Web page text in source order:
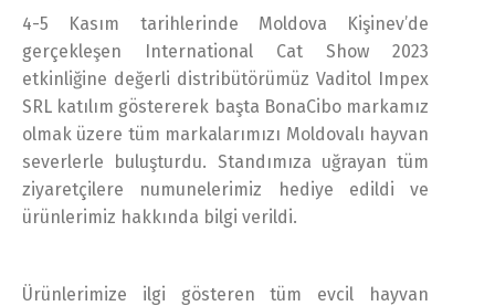
4-5 Kasım tarihlerinde Moldova Kişinev’de
gerçekleşen International Cat Show 2023
etkinliğine değerli distribütörümüz Vaditol Impex
SRL katılım göstererek başta BonaCibo markamız
olmak üzere tüm markalarımızı Moldovalı hayvan
severlerle buluşturdu. Standımıza uğrayan tüm
ziyaretçilere numunelerimiz hediye edildi ve
ürünlerimiz hakkında bilgi verildi.
Ürünlerimize ilgi gösteren tüm evcil hayvan